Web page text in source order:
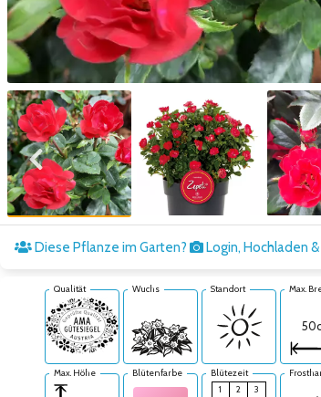
Zum vorigen Bild
Diese Pflanze im Garten? Login, Hochladen
Qualität Wuchs Standort Max.
Max. Höhe Blütenfarbe
Blütezeit
1
2
3